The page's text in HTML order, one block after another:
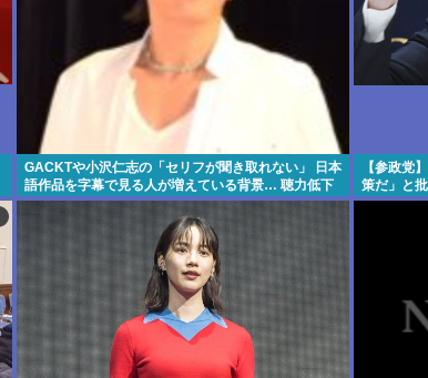
GACKTや小沢仁志の「セリフが聞き取れない」 日本
語作品を字幕で見る人が増えている背景… 聴力低下
が原因ではない？
【参政党
策だ」と